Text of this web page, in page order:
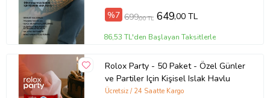
%7 699,00 TL 649,00 TL
86,53 TL'den Başlayan Taksitlerle
Rolox Party - 50 Paket - Özel Günler
ve Partiler Için Kişisel Islak Havlu
Ücretsiz / 24 Saatte Kargo